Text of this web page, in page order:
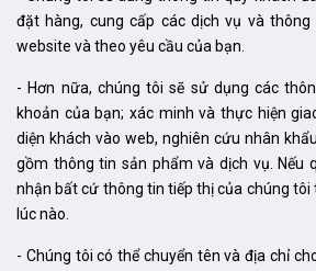
đặt hàng, cung cấp các dịch vụ và thông
website và theo yêu cầu của bạn.
- Hơn nữa, chúng tôi sẽ sử dụng các
khoản của bạn; xác minh và thực hiện
diện khách vào web, nghiên cứu nhân
gồm thông tin sản phẩm và dịch vụ. Nếu
nhận bất cứ thông tin tiếp thị của chúng
lúc nào.
- Chúng tôi có thể chuyển tên và địa chỉ